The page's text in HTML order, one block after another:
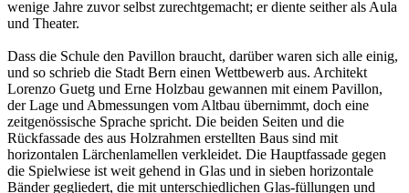
wenige Jahre zuvor selbst zurechtgemacht; er diente seither als Aula
und Theater.
Dass die Schule den Pavillon braucht, darüber waren sich alle einig,
und so schrieb die Stadt Bern einen Wettbewerb aus. Architekt
Lorenzo Guetg und Erne Holzbau gewannen mit einem Pavillon,
der Lage und Abmessungen vom Altbau übernimmt, doch eine
zeitgenössische Sprache spricht. Die beiden Seiten und die
Rückfassade des aus Holzrahmen erstellten Baus sind mit
horizontalen Lärchenlamellen verkleidet. Die Hauptfassade gegen
die Spielwiese ist weit gehend in Glas und in sieben horizontale
Bänder gegliedert, die mit unterschiedlichen Glas-füllungen und